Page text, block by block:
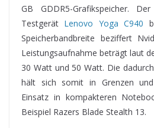
GB GDDR5-Grafikspeicher.
Testgerät Lenovo Yoga C940
Speicherbandbreite beziffert
Leistungsaufnahme beträgt laut
30 Watt und 50 Watt. Die
hält sich somit in Grenzen
Einsatz in kompakteren
Beispiel Razers Blade Stealth 13.